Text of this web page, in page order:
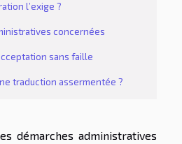
l’exige ?
concernées
sans faille
traduction assermentée ?
démarches administratives